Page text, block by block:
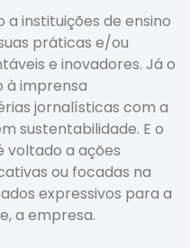
a instituições de ensino
práticas e/ou
e inovadores. Já o
à imprensa
jornalísticas com a
sustentabilidade. E o
voltado a ações
ou focadas na
expressivos para a
a empresa.